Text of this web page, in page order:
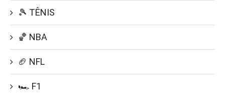
🎾 TÊNIS
🏀 NBA
🏈 NFL
🏎️ F1